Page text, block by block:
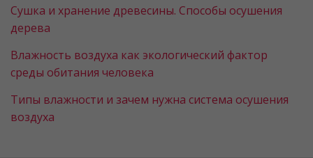
Сушка и хранение древесины. Cпособы осушения
дерева
Влажность воздуха как экологический фактор
среды обитания человека
Типы влажности и зачем нужна система осушения
воздуха